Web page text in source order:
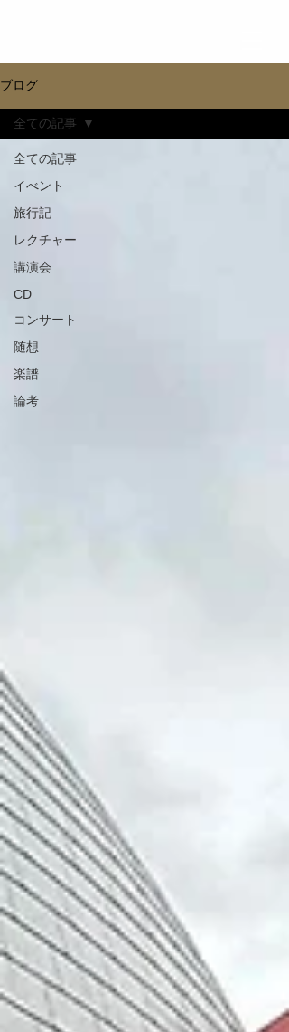
ブログ
全ての記事
イべント
旅行記
レクチャー
講演会
CD
コンサート
随想
楽譜
論考
全ての記事